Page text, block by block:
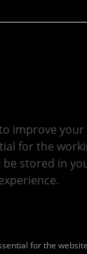
improve
for the
be stored in
for the